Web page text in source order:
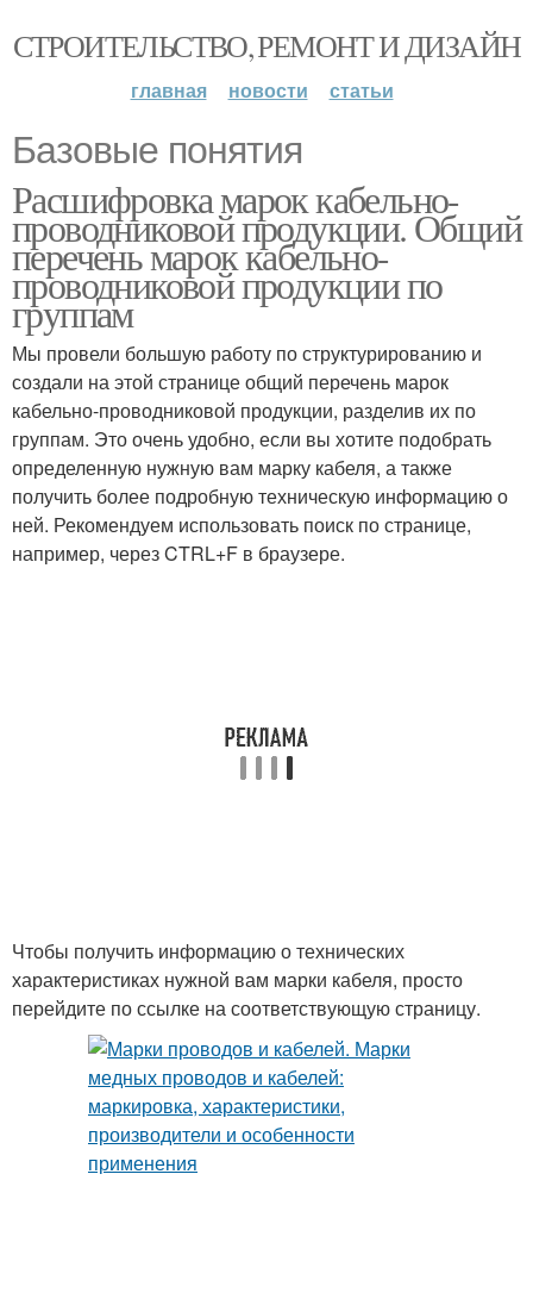
СТРОИТЕЛЬСТВО, РЕМОНТ И ДИЗАЙН
главная новости статьи
Базовые понятия
Расшифровка марок кабельно-
проводниковой продукции. Общий
перечень марок кабельно-
проводниковой продукции по
группам
Мы провели большую работу по структурированию и
создали на этой странице общий перечень марок
кабельно-проводниковой продукции, разделив их по
группам. Это очень удобно, если вы хотите подобрать
определенную нужную вам марку кабеля, а также
получить более подробную техническую информацию о
ней. Рекомендуем использовать поиск по странице,
например, через CTRL+F в браузере.
Чтобы получить информацию о технических
характеристиках нужной вам марки кабеля, просто
перейдите по ссылке на соответствующую страницу.